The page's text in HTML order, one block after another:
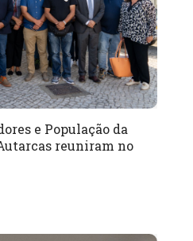
e População da
reuniram no